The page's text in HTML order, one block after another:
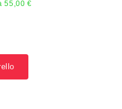
55,00 €